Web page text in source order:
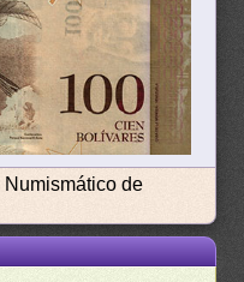
de